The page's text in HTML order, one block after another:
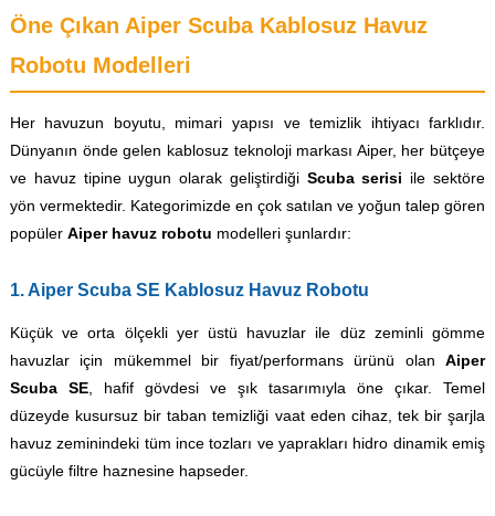
Öne Çıkan Aiper Scuba Kablosuz Havuz
Robotu Modelleri
Her havuzun boyutu, mimari yapısı ve temizlik ihtiyacı farklıdır.
Dünyanın önde gelen kablosuz teknoloji markası Aiper, her bütçeye
ve havuz tipine uygun olarak geliştirdiği Scuba serisi ile sektöre
yön vermektedir. Kategorimizde en çok satılan ve yoğun talep gören
popüler Aiper havuz robotu modelleri şunlardır:
1. Aiper Scuba SE Kablosuz Havuz Robotu
Küçük ve orta ölçekli yer üstü havuzlar ile düz zeminli gömme
havuzlar için mükemmel bir fiyat/performans ürünü olanAiper
Scuba SE, hafif gövdesi ve şık tasarımıyla öne çıkar. Temel
düzeyde kusursuz bir taban temizliği vaat eden cihaz, tek bir şarjla
havuz zeminindeki tüm ince tozları ve yaprakları hidro dinamik emiş
gücüyle filtre haznesine hapseder.